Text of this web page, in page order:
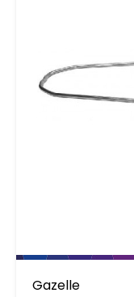
Gazelle